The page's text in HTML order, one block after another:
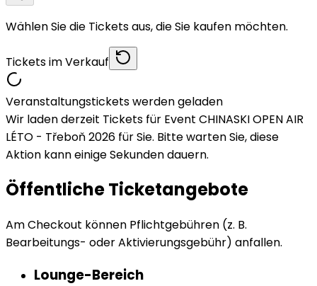
Wählen Sie die Tickets aus, die Sie kaufen möchten.
Tickets im Verkauf
Veranstaltungstickets werden geladen
Wir laden derzeit Tickets für Event CHINASKI OPEN AIR
LÉTO - Třeboň 2026 für Sie. Bitte warten Sie, diese
Aktion kann einige Sekunden dauern.
Öffentliche Ticketangebote
Am Checkout können Pflichtgebühren (z. B.
Bearbeitungs- oder Aktivierungsgebühr) anfallen.
Lounge-Bereich